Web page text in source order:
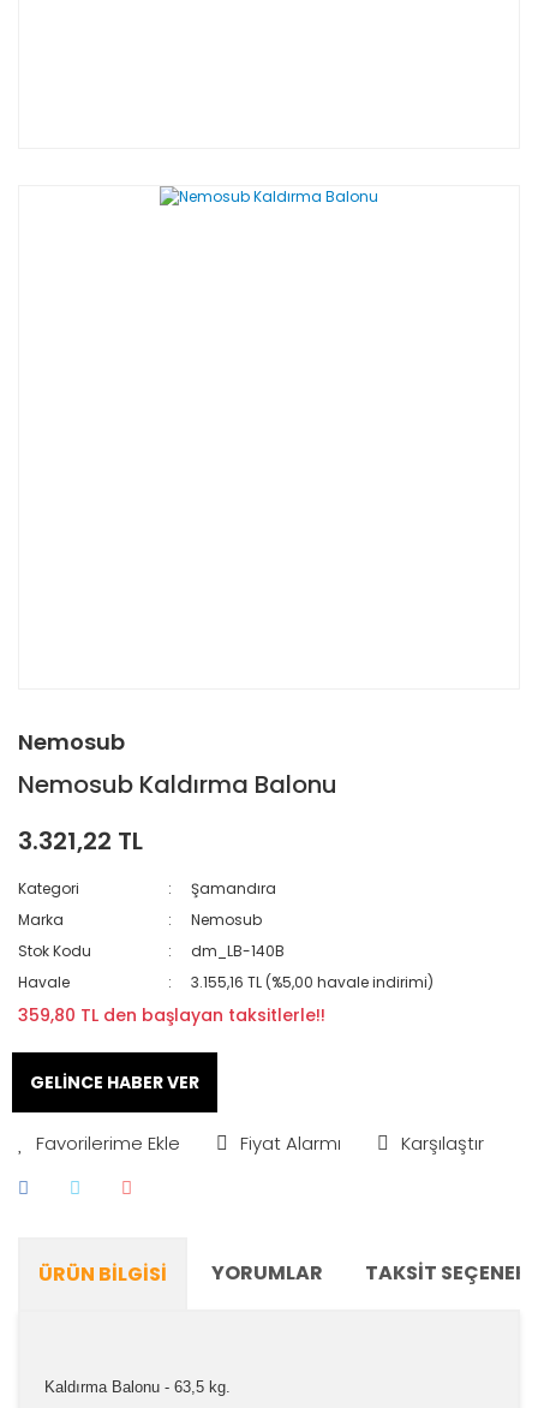
Nemosub
Nemosub Kaldırma Balonu
3.321,22 TL
Kategori
Şamandıra
Marka
Nemosub
Stok Kodu
dm_LB-140B
Havale
3.155,16 TL (%5,00 havale indirimi)
359,80 TL den başlayan taksitlerle!!
GELİNCE HABER VER
Fiyat Alarmı Karşılaştır
ÜRÜN BILGISI YORUMLAR TAKSIT
Kaldırma Balonu - 63,5 kg.